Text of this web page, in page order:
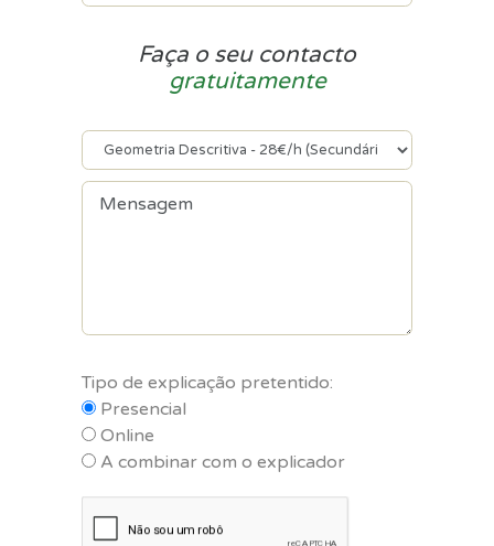
Faça o seu contacto
gratuitamente
Tipo de explicação pretentido:
Presencial
Online
A combinar com o explicador